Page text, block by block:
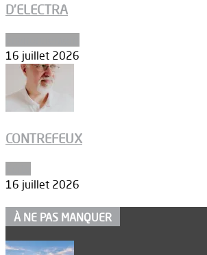
D’ELECTRA
16 juillet 2026
CONTREFEUX
16 juillet 2026
À NE PAS MANQUER